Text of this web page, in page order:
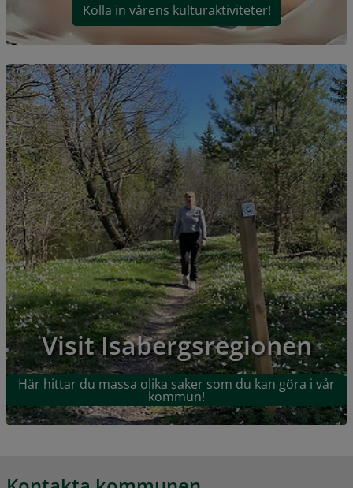
Kolla in vårens kulturaktiviteter!
Visit Isabergsregionen
Här hittar du massa olika saker som du kan göra i vår
kommun!